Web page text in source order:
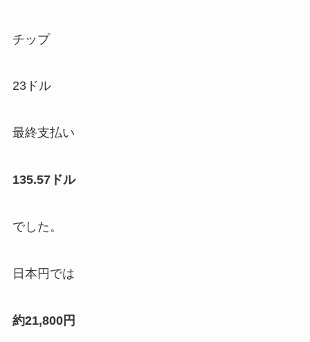
チップ
23ドル
最終支払い
135.57ドル
でした。
日本円では
約21,800円